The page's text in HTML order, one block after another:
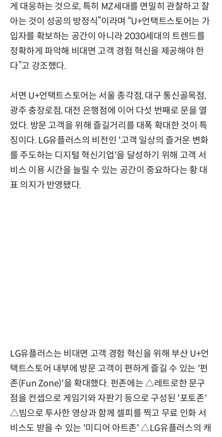
게 대응하는 것으로, 특히 MZ세대를 면밀히 관찰하고 잘
아는 것이 성공의 방정식”이라며 “U+언택트스토어는 가
입자를 확보하는 공간이 아니라 2030세대의 트렌드를
정확하게 파악해 비대면 고객 경험 혁신을 제공해야 한
다”고 강조했다.
서면 U+언택트스토어는 서울 종각점, 대구 통신골목점,
광주 충장로점, 대전 은행점에 이어 다섯 번째로 문을 열
었다. 방문 고객을 위해 즐길거리를 대폭 확대한 것이 특
징이다. LG유플러스의 비전인 '고객 일상의 즐거운 변화
를 주도하는 디지털 혁신기업'을 달성하기 위해 고객 서
비스 이용 시간을 늘릴 수 있는 공간이 중요하다는 황 대
표 의지가 반영됐다.
LG유플러스는 비대면 고객 경험 혁신을 위해 부산 U+언
택트스토어 내부에 방문 고객이 편하게 즐길 수 있는 '펀
존(Fun Zone)'을 확대했다. 펀존에는 △레트로한 문구
점을 컨셉으로 게임기와 자판기 등으로 구성된 '포토존'
△빔으로 투사한 영상과 함께 셀피를 찍고 무료 인화 서
비스도 받을 수 있는 '미디어 아트존' △LG유플러스의 캐